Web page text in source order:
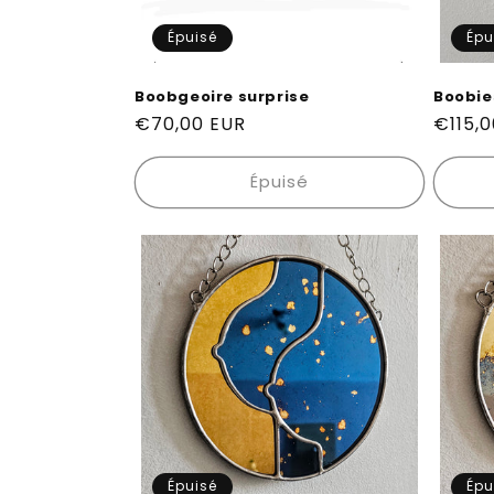
Épuisé
Boobgeoire surprise
Prix
habituel
€70,00 EUR
Épuisé
Prix
Épuisé